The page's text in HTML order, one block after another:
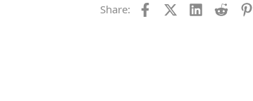
Share: FacebookX (Twitter)
LinkedInReddit